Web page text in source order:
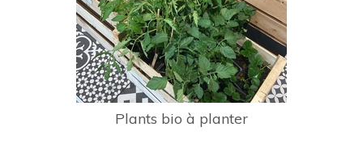
Plants bio à planter